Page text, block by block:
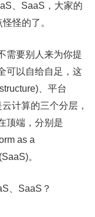
、SaaS，大家的
怪的了。
需要别人来为你提
可以自给自足，这
、平台
计算的三个分层，
顶端，分别是
as a
。